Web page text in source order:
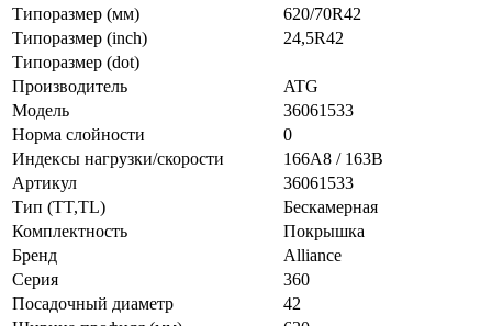
Типоразмер (мм)
620/70R42
Типоразмер (inch)
24,5R42
Типоразмер (dot)
Производитель
ATG
Модель
36061533
Норма слойности
0
Индексы нагрузки/скорости
166A8 / 163B
Артикул
36061533
Тип (TT,TL)
Бескамерная
Комплектность
Покрышка
Бренд
Alliance
Серия
360
Посадочный диаметр
42